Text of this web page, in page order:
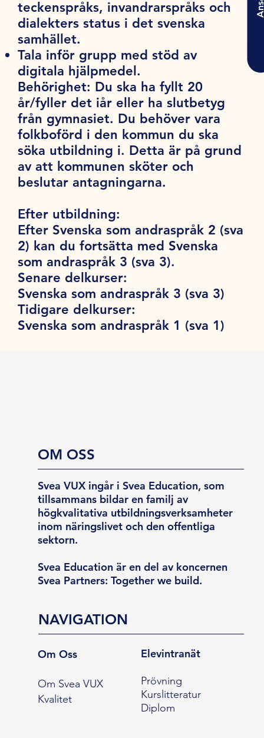
teckenspråks, invandrarspråks och
dialekters status i det svenska
samhället.
Tala inför grupp med stöd av
digitala hjälpmedel.
Behörighet: Du ska ha fyllt 20
år/fyller det iår eller ha slutbetyg
från gymnasiet. Du behöver vara
folkboförd i den kommun du ska
söka utbildning i. Detta är på grund
av att kommunen sköter och
beslutar antagningarna.
Efter utbildning:
Efter Svenska som andraspråk 2 (sva
2) kan du fortsätta med Svenska
som andraspråk 3 (sva 3).
Senare delkurser:
Svenska som andraspråk 3 (sva 3)
Tidigare delkurser:
Svenska som andraspråk 1 (sva 1)
OM OSS
Svea VUX ingår i Svea Education, som
tillsammans bildar en familj av
högkvalitativa utbildningsverksamheter
inom näringslivet och den offentliga
sektorn.
Svea Education är en del av koncernen
Svea Partners: Together we build.
NAVIGATION
Om Oss
Om Svea VUX
Kvalitet
Elevintranät
Prövning
Kurslitteratur
Diplom